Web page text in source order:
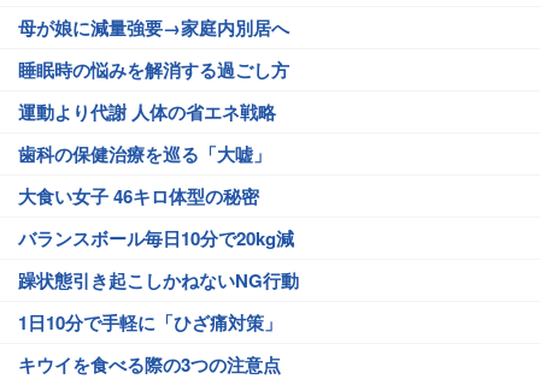
母が娘に減量強要→家庭内別居へ
睡眠時の悩みを解消する過ごし方
運動より代謝 人体の省エネ戦略
歯科の保健治療を巡る「大嘘」
大食い女子 46キロ体型の秘密
バランスボール毎日10分で20kg減
躁状態引き起こしかねないNG行動
1日10分で手軽に「ひざ痛対策」
キウイを食べる際の3つの注意点